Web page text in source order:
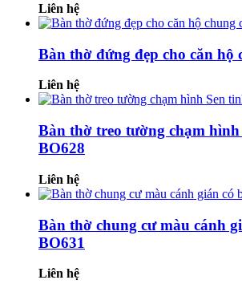
Liên hệ
Bàn thờ đứng đẹp cho căn hộ
Liên hệ
Bàn thờ treo tường chạm hình
BO628
Liên hệ
Bàn thờ chung cư màu cánh
BO631
Liên hệ